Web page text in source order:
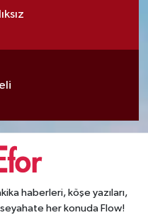
haberleri, köşe yazıları,
her konuda Flow!